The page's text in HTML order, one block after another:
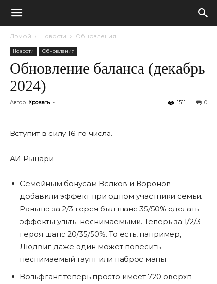
Домой Новости Обновления
Новости Обновления
Обновление баланса (декабрь
2024)
Автор Кровать - 0
1511
Вступит в силу 16-го числа.
АИ Рыцари
Семейным бонусам Волков и Воронов
добавили эффект при одном участники семьи.
Раньше за 2/3 героя был шанс 35/50% сделать
эффекты ульты неснимаемыми. Теперь за 1/2/3
героя шанс 20/35/50%. То есть, например,
Людвиг даже один может повесить
неснимаемый таунт или наброс маны
Вольфганг теперь просто имеет 720 оверхп